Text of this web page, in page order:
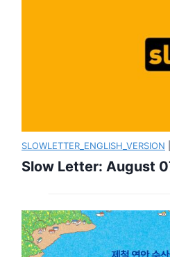
SLOWLETTER_ENGLISH_VERSION
Slow Letter: August